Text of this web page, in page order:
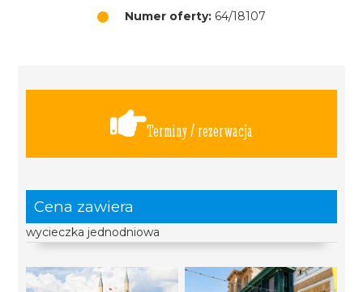
Numer oferty: 64/18107
Terminy / rezerwacja
Cena zawiera
wycieczka jednodniowa